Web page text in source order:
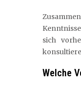
sich
Welche